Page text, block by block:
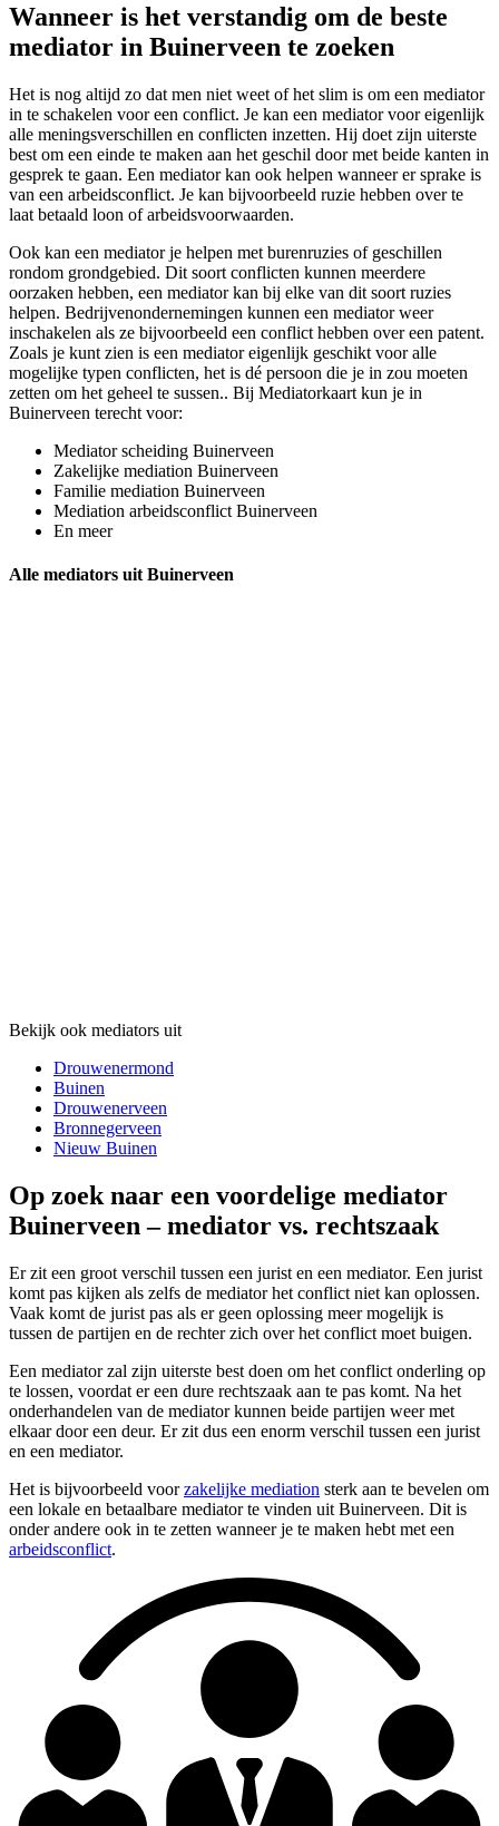
Wanneer is het verstandig om de beste
mediator in Buinerveen te zoeken
Het is nog altijd zo dat men niet weet of het slim is om een mediator
in te schakelen voor een conflict. Je kan een mediator voor eigenlijk
alle meningsverschillen en conflicten inzetten. Hij doet zijn uiterste
best om een einde te maken aan het geschil door met beide kanten in
gesprek te gaan. Een mediator kan ook helpen wanneer er sprake is
van een arbeidsconflict. Je kan bijvoorbeeld ruzie hebben over te
laat betaald loon of arbeidsvoorwaarden.
Ook kan een mediator je helpen met burenruzies of geschillen
rondom grondgebied. Dit soort conflicten kunnen meerdere
oorzaken hebben, een mediator kan bij elke van dit soort ruzies
helpen. Bedrijvenondernemingen kunnen een mediator weer
inschakelen als ze bijvoorbeeld een conflict hebben over een patent.
Zoals je kunt zien is een mediator eigenlijk geschikt voor alle
mogelijke typen conflicten, het is dé persoon die je in zou moeten
zetten om het geheel te sussen.. Bij Mediatorkaart kun je in
Buinerveen terecht voor:
Mediator scheiding Buinerveen
Zakelijke mediation Buinerveen
Familie mediation Buinerveen
Mediation arbeidsconflict Buinerveen
En meer
Alle mediators uit Buinerveen
Bekijk ook mediators uit
Drouwenermond
Buinen
Drouwenerveen
Bronnegerveen
Nieuw Buinen
Op zoek naar een voordelige mediator
Buinerveen – mediator vs. rechtszaak
Er zit een groot verschil tussen een jurist en een mediator. Een jurist
komt pas kijken als zelfs de mediator het conflict niet kan oplossen.
Vaak komt de jurist pas als er geen oplossing meer mogelijk is
tussen de partijen en de rechter zich over het conflict moet buigen.
Een mediator zal zijn uiterste best doen om het conflict onderling op
te lossen, voordat er een dure rechtszaak aan te pas komt. Na het
onderhandelen van de mediator kunnen beide partijen weer met
elkaar door een deur. Er zit dus een enorm verschil tussen een jurist
en een mediator.
Het is bijvoorbeeld voorzakelijke mediation sterk aan te bevelen om
een lokale en betaalbare mediator te vinden uit Buinerveen. Dit is
onder andere ook in te zetten wanneer je te maken hebt met een
arbeidsconflict.